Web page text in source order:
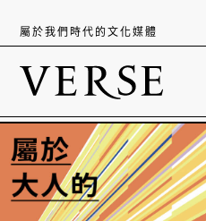
屬於我們時代的文化媒體